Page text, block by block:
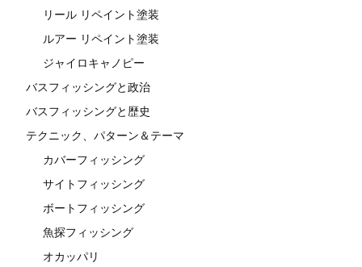
リール リペイント塗装
ルアー リペイント塗装
ジャイロキャノピー
バスフィッシングと政治
バスフィッシングと歴史
テクニック、パターン＆テーマ
カバーフィッシング
サイトフィッシング
ボートフィッシング
魚探フィッシング
オカッパリ